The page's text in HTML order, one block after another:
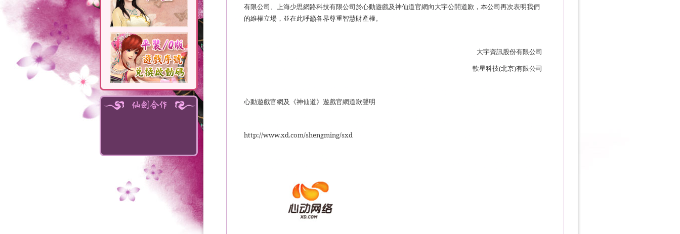
有限公司、上海少思網路科技有限公司於心動遊戲及神仙道官網向大宇公開道歉，本公司再次表明我們
的維權立場，並在此呼籲各界尊重智慧財產權。
大宇資訊股份有限公司
軟星科技(北京)有限公司
心動遊戲官網及《神仙道》遊戲官網道歉聲明
http://www.xd.com/shengming/sxd